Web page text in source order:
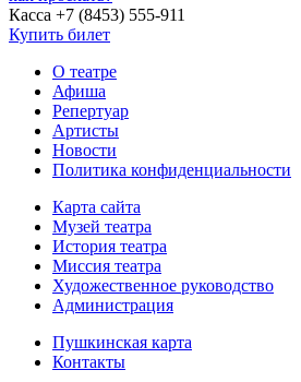
Касса +7 (8453) 555-911
Купить билет
О театре
Афиша
Репертуар
Артисты
Новости
Политика конфиденциальности
Карта сайта
Музей театра
История театра
Миссия театра
Художественное руководство
Администрация
Пушкинская карта
Контакты